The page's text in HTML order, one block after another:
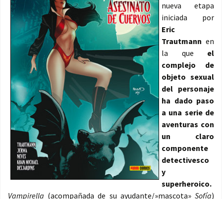
nueva etapa
iniciada por
Eric
Trautmann en
la que el
complejo de
objeto sexual
del personaje
ha dado paso
a una serie de
aventuras con
un claro
componente
detectivesco
y
superheroico.
Vampirella (acompañada de su ayudante/»mascota»Sofía)